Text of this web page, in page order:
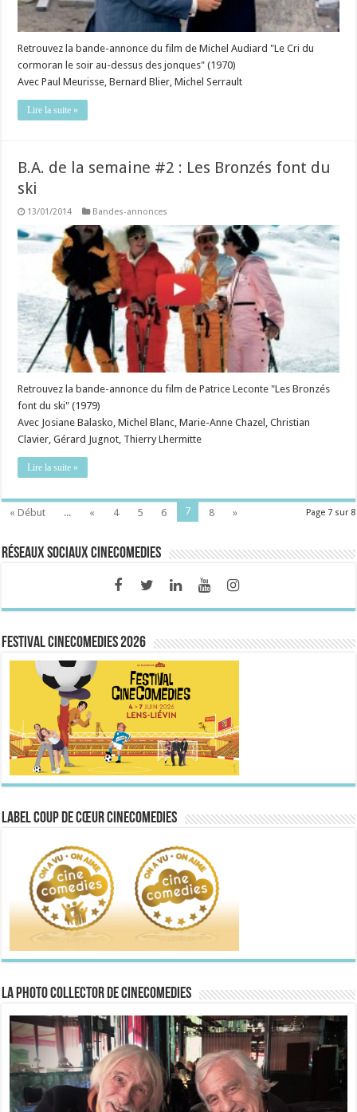
Retrouvez la bande-annonce du film de Michel Audiard "Le Cri du
cormoran le soir au-dessus des jonques" (1970)
Avec Paul Meurisse, Bernard Blier, Michel Serrault
Lire la suite »
B.A. de la semaine #2 : Les Bronzés font du
ski
13/01/2014 Bandes-annonces
Retrouvez la bande-annonce du film de Patrice Leconte "Les Bronzés
font du ski" (1979)
Avec Josiane Balasko, Michel Blanc, Marie-Anne Chazel, Christian
Clavier, Gérard Jugnot, Thierry Lhermitte
Lire la suite »
Page 7 sur 8
« Début ... « 4 5 6 7 8 »
Réseaux sociaux CineComedies
FESTIVAL CINECOMEDIES 2026
Label Coup de Cœur CineComedies
La Photo collector de CineComedies